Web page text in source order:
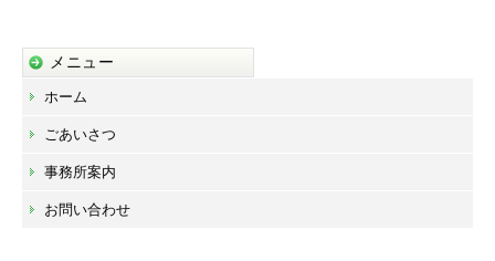
メニュー
ホーム
ごあいさつ
事務所案内
お問い合わせ